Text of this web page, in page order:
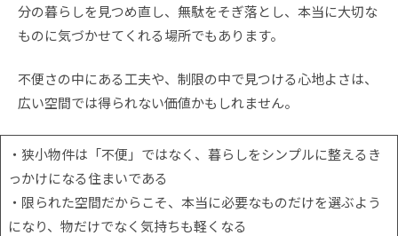
分の暮らしを見つめ直し、無駄をそぎ落とし、本当に大切な
ものに気づかせてくれる場所でもあります。
不便さの中にある工夫や、制限の中で見つける心地よさは、
広い空間では得られない価値かもしれません。
・狭小物件は「不便」ではなく、暮らしをシンプルに整えるき
っかけになる住まいである
・限られた空間だからこそ、本当に必要なものだけを選ぶよう
になり、物だけでなく気持ちも軽くなる